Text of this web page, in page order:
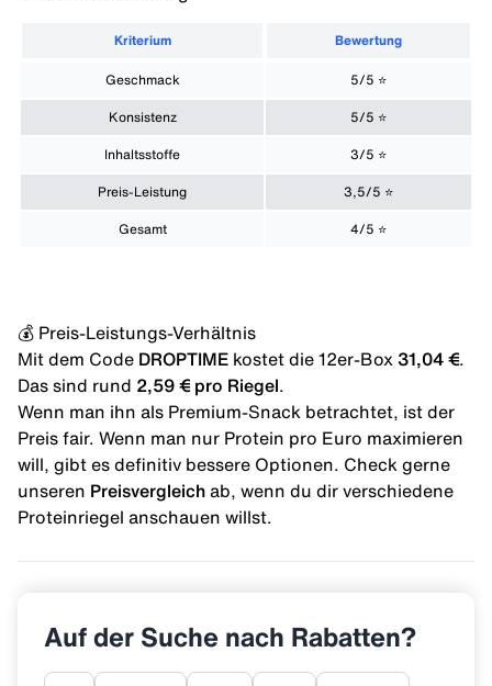
Kriterium Bewertung
Geschmack 5/5 ⭐️
Konsistenz 5/5 ⭐️
Inhaltsstoffe 3/5 ⭐️
Preis-Leistung 3,5/5 ⭐️
Gesamt 4/5 ⭐️
💰 Preis-Leistungs-Verhältnis
Mit dem Code DROPTIME kostet die 12er-Box 31,04 €
Das sind rund 2,59 € pro Riegel
Wenn man ihn als Premium-Snack betrachtet, ist der
Preis fair. Wenn man nur Protein pro Euro maximieren
will, gibt es definitiv bessere Optionen. Check gerne
unseren Preisvergleich ab, wenn du dir verschiedene
Proteinriegel anschauen willst.
Auf der Suche nach Rabatten?